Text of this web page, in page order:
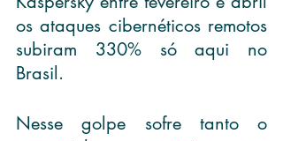
os ataques cibernéticos remotos
subiram 330% só aqui no
Brasil.
Nesse golpe sofre tanto o